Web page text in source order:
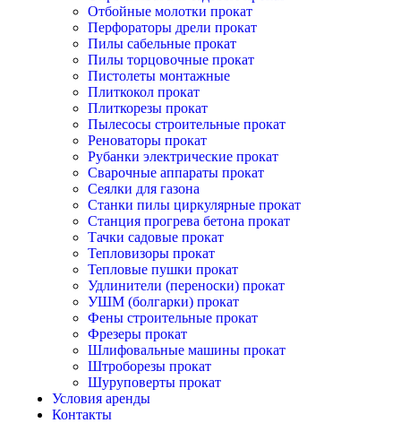
Отбойные молотки прокат
Перфораторы дрели прокат
Пилы сабельные прокат
Пилы торцовочные прокат
Пистолеты монтажные
Плиткокол прокат
Плиткорезы прокат
Пылесосы строительные прокат
Реноваторы прокат
Рубанки электрические прокат
Сварочные аппараты прокат
Сеялки для газона
Станки пилы циркулярные прокат
Станция прогрева бетона прокат
Тачки садовые прокат
Тепловизоры прокат
Тепловые пушки прокат
Удлинители (переноски) прокат
УШМ (болгарки) прокат
Фены строительные прокат
Фрезеры прокат
Шлифовальные машины прокат
Штроборезы прокат
Шуруповерты прокат
Условия аренды
Контакты